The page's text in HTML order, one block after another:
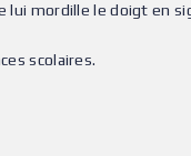
lui mordille le doigt en
scolaires.